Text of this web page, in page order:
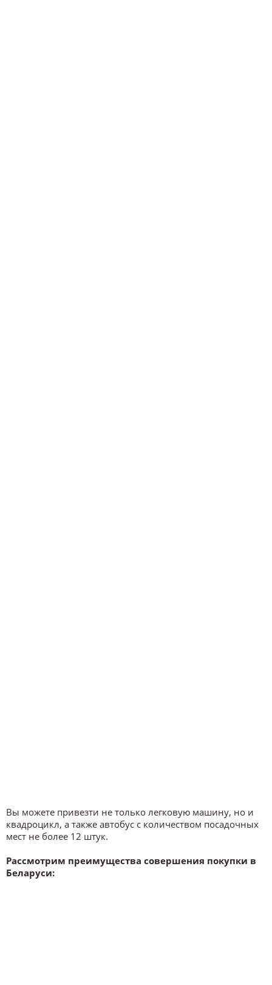
Вы можете привезти не только легковую машину, но и
квадроцикл, а также автобус с количеством посадочных
мест не более 12 штук.
Рассмотрим преимущества совершения покупки в
Беларуси: